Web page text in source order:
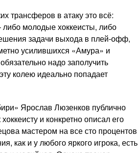
трансферов в атаку это всё:
молодые хоккеисты, либо
задачи выхода в плей-офф,
усилившихся «Амура» и
надо заполучить
колею идеально попадает
Ярослав Люзенков публично
и конкретно описал его
мастером на все сто процентов
как и у любого яркого игрока, есть